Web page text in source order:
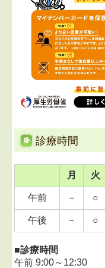
2024.05.31...医療
当院は質の高い診療
確認や電子処方箋の
して診療を行ってい
2020.11.25...新型
必ずマスクを着用の
ださい。
■2015.04.21...ホー
皆様にご活用いた
診療時間
月 火
午前 － ○
午後 － ○
■診療時間
午前9:00～ 12:30